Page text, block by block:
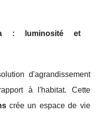
: luminosité et
d'agrandissement
à l'habitat. Cette
crée un espace de vie